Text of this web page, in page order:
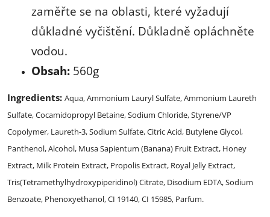
zaměřte se na oblasti, které vyžadují
důkladné vyčištění. Důkladně opláchněte
vodou.
Obsah: 560g
Ingredients: Aqua, Ammonium Lauryl Sulfate, Ammonium Laureth
Sulfate, Cocamidopropyl Betaine, Sodium Chloride, Styrene/VP
Copolymer, Laureth-3, Sodium Sulfate, Citric Acid, Butylene Glycol,
Panthenol, Alcohol, Musa Sapientum (Banana) Fruit Extract, Honey
Extract, Milk Protein Extract, Propolis Extract, Royal Jelly Extract,
Tris(Tetramethylhydroxypiperidinol) Citrate, Disodium EDTA, Sodium
Benzoate, Phenoxyethanol, CI 19140, CI 15985, Parfum.